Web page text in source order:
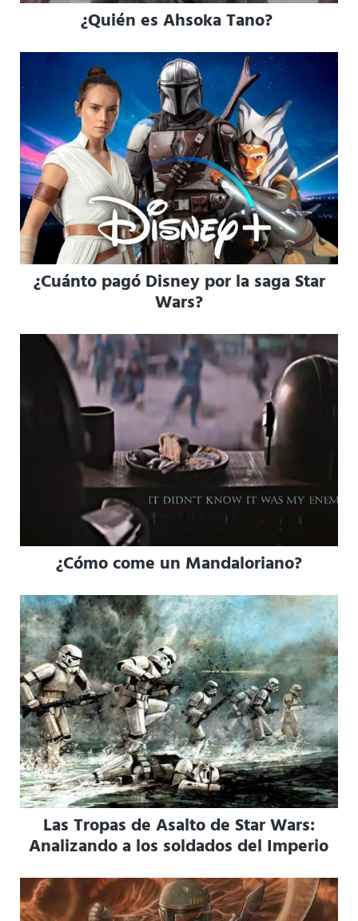
¿Quién es Ahsoka Tano?
¿Cuánto pagó Disney por la saga Star
Wars?
¿Cómo come un Mandaloriano?
Las Tropas de Asalto de Star Wars:
Analizando a los soldados del Imperio